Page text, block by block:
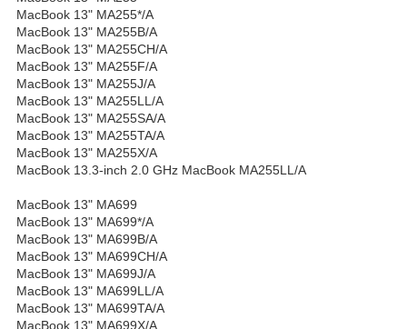
MacBook 13" MA255*/A
MacBook 13" MA255B/A
MacBook 13" MA255CH/A
MacBook 13" MA255F/A
MacBook 13" MA255J/A
MacBook 13" MA255LL/A
MacBook 13" MA255SA/A
MacBook 13" MA255TA/A
MacBook 13" MA255X/A
MacBook 13.3-inch 2.0 GHz MacBook MA255LL/A
MacBook 13" MA699
MacBook 13" MA699*/A
MacBook 13" MA699B/A
MacBook 13" MA699CH/A
MacBook 13" MA699J/A
MacBook 13" MA699LL/A
MacBook 13" MA699TA/A
MacBook 13" MA699X/A